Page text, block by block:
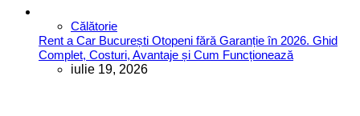
Călătorie
Rent a Car București Otopeni fără Garanție în 2026. Ghid
Complet, Costuri, Avantaje și Cum Funcționează
iulie 19, 2026